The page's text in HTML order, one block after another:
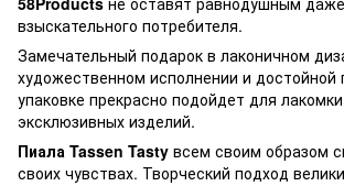
взыскательного потребителя.
Замечательный подарок в лаконичном
художественном исполнении и достойной
упаковке прекрасно подойдет для
эксклюзивных изделий.
Пиала Tassen Tasty всем своим образом
своих чувствах. Творческий подход